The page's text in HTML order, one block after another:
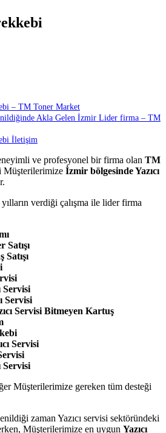
– TM Toner Market
Akla Gelen İzmir Lider firma – TM
İletişim
ve profesyonel bir firma olan TM
Müşterilerimize İzmir bölgesinde Yazıcı
verdiği çalışma ile lider firma
Servisi
Servisi
Servisi Bitmeyen Kartuş
Servisi
Servisi
Müşterilerimize gereken tüm desteği
zaman Yazıcı servisi sektöründeki
Müşterilerimize en uygun Yazıcı